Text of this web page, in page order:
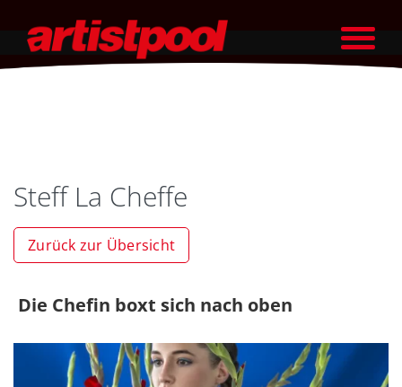
Steff La Cheffe
Zurück zur Übersicht
Die Chefin boxt sich nach oben